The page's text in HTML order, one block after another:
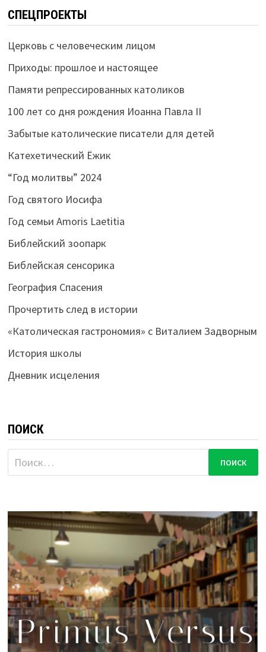
СПЕЦПРОЕКТЫ
Церковь с человеческим лицом
Приходы: прошлое и настоящее
Памяти репрессированных католиков
100 лет со дня рождения Иоанна Павла II
Забытые католические писатели для детей
Катехетический Ёжик
“Год молитвы” 2024
Год святого Иосифа
Год семьи Amoris Laetitia
Библейский зоопарк
Библейская сенсорика
География Спасения
Прочертить след в истории
«Католическая гастрономия» с Виталием Задворным
История школы
Дневник исцеления
ПОИСК
Найти: